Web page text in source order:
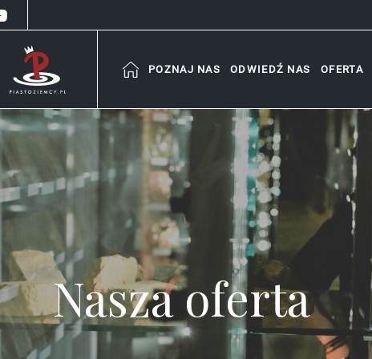
POZNAJ NAS ODWIEDŹ NAS OFERTA
Nasza oferta